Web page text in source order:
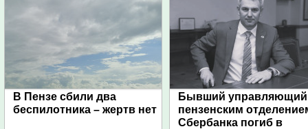
В Пензе сбили два
беспилотника – жертв нет
Бывший управляющий
пензенским
Сбербанка погиб в